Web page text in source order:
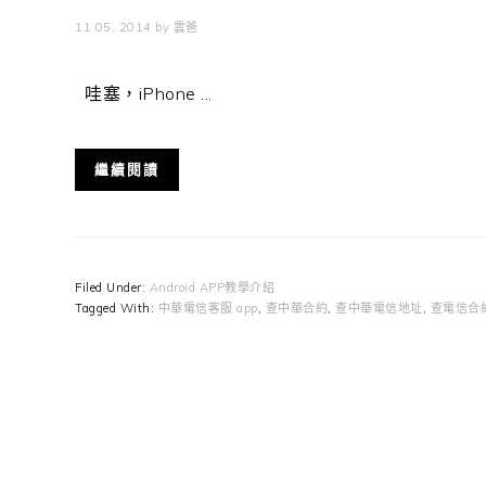
11 05, 2014 by 雲爸
哇塞，iPhone ...
繼續閱讀
Filed Under: Android APP教學介紹
Tagged With: 中華電信客服 app, 查中華合約, 查中華電信地址, 查電信合